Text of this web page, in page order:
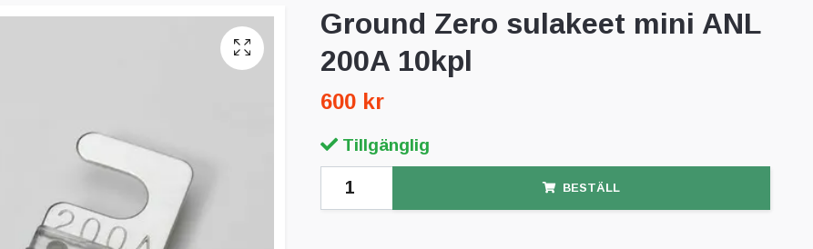
Ground Zero sulakeet mini ANL
200A 10kpl
600 kr
Tillgänglig
BESTÄLL